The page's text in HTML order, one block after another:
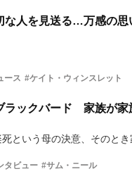
な人を見送る…万感の思
ース #ケイト・ウィンスレット
ラックバード 家族が
死という母の決意、そのと
タビュー #サム・ニール